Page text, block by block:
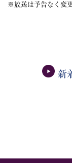
※放送は予告なく変
新